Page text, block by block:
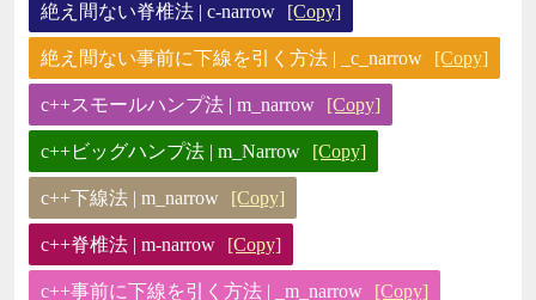
絶え間ない脊椎法 | c-narrow [Copy]
絶え間ない事前に下線を引く方法 | _c_narrow [Copy]
c++スモールハンプ法 | m_narrow [Copy]
c++ビッグハンプ法 | m_Narrow [Copy]
c++下線法 | m_narrow [Copy]
c++脊椎法 | m-narrow [Copy]
c++事前に下線を引く方法 | _m_narrow [Copy]